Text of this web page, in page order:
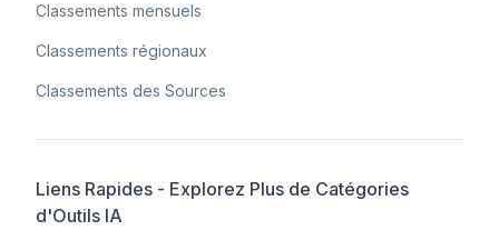
Classements mensuels
Classements régionaux
Classements des Sources
Liens Rapides - Explorez Plus de Catégories
d'Outils IA